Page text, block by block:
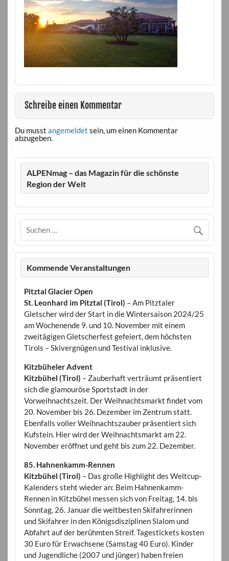
Schreibe einen Kommentar
Du musst angemeldet sein, um einen Kommentar
abzugeben.
ALPENmag – das Magazin für die schönste
Region der Welt
Kommende Veranstaltungen
Pitztal Glacier Open
St. Leonhard im Pitztal (Tirol) – Am Pitztaler
Gletscher wird der Start in die Wintersaison 2024/25
am Wochenende 9. und 10. November mit einem
zweitägigen Gletscherfest gefeiert, dem höchsten
Tirols – Skivergnügen und Testival inklusive.
Kitzbüheler Advent
Kitzbühel (Tirol) – Zauberhaft verträumt präsentiert
sich die glamouröse Sportstadt in der
Vorweihnachtszeit. Der Weihnachtsmarkt findet vom
20. November bis 26. Dezember im Zentrum statt.
Ebenfalls voller Weihnachtszauber präsentiert sich
Kufstein. Hier wird der Weihnachtsmarkt am 22.
November eröffnet und geht bis zum 22. Dezember.
85. Hahnenkamm-Rennen
Kitzbühel (Tirol) – Das große Highlight des Weltcup-
Kalenders steht wieder an: Beim Hahnenkamm-
Rennen in Kitzbühel messen sich von Freitag, 14. bis
Sonntag, 26. Januar die weltbesten Skifahrerinnen
und Skifahrer in den Königsdisziplinen Slalom und
Abfahrt auf der berühmten Streif. Tagestickets kosten
30 Euro für Erwachsene (Samstag 40 Euro). Kinder
und Jugendliche (2007 und jünger) haben freien